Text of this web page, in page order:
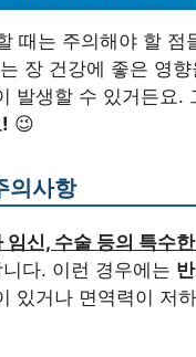
때는 주의해야 할 점
장 건강에 좋은 영
발생할 수 있거든요.
😉
의사항
임신, 수술 등의 특수
다. 이런 경우에는
있거나 면역력이 저